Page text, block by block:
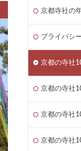
京都寺社の
プライバシ
京都の寺社
京都の寺社
京都の寺社
京都の寺社